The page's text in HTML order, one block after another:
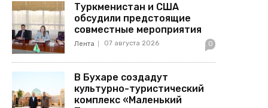
Туркменистан и США
обсудили предстоящие
совместные мероприятия
Лента 07 августа 2026 0
В Бухаре создадут
культурно-туристический
комплекс «Маленький